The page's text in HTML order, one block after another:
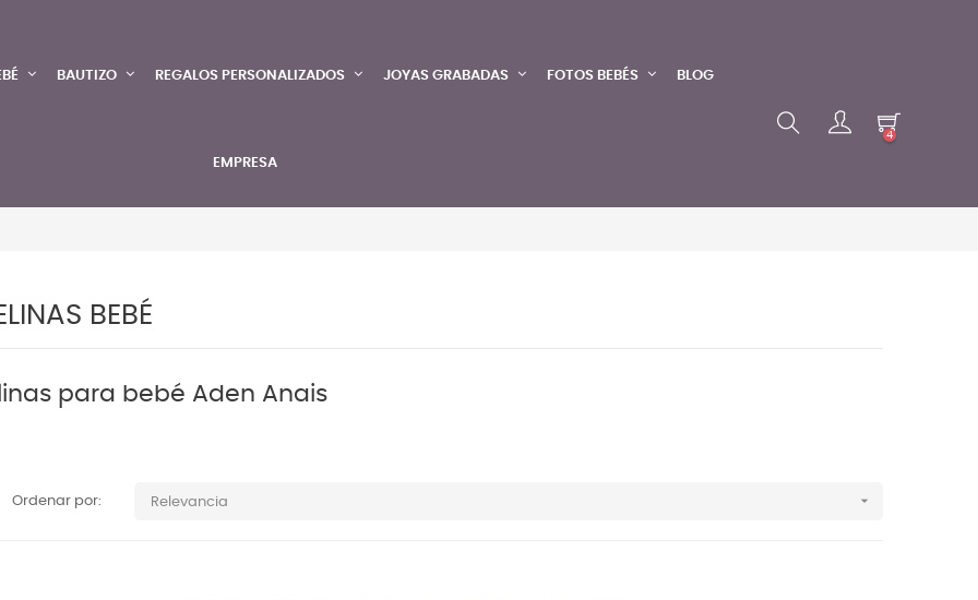
BAUTIZO REGALOS PERSONALIZADOS JOYAS GRABADAS FOTOS BEBÉS BLOG
EMPRESA
4
BEBÉ
para bebé Aden Anais
Ordenar por: Relevancia 